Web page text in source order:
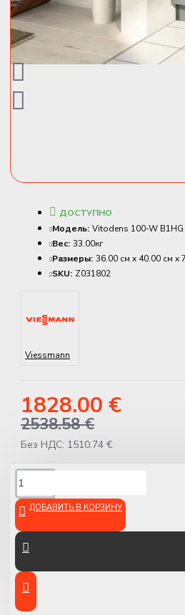
1828.00 €
2538.58 €
Без НДС: 1510.74 €
ДОСТУПНО
Модель: Vitodens 100-W
Вес: 33.00кг
Размеры: 36.00 см x 40.00 см x
SKU: Z031802
Viessmann
ДОБАВИТЬ В КОРЗИНУ
Viessmann
B1HG – Газовый